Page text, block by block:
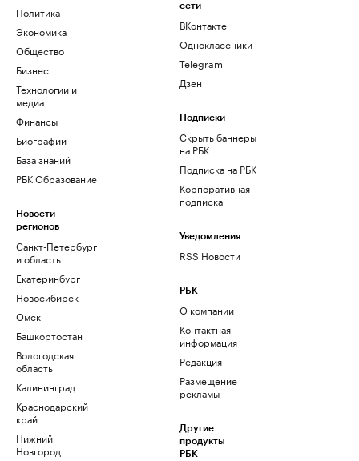
Политика
Экономика
Общество
Бизнес
Технологии и
медиа
Финансы
Биографии
База знаний
РБК Образование
Новости
регионов
Санкт-Петербург
и область
Екатеринбург
Новосибирск
Омск
Башкортостан
Вологодская
область
Калининград
Краснодарский
край
Нижний
Новгород
сети
ВКонтакте
Одноклассники
Telegram
Дзен
Подписки
Скрыть баннеры
на РБК
Подписка на РБК
Корпоративная
подписка
Уведомления
RSS Новости
РБК
О компании
Контактная
информация
Редакция
Размещение
рекламы
Другие
продукты
РБК